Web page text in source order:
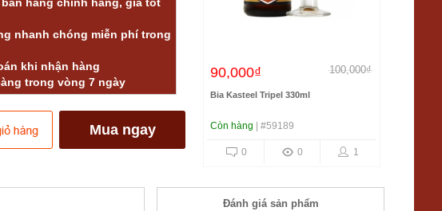
nhanh chóng miễn phí trong
khi nhận hàng
trong vòng 7 ngày
Mua ngay
90,000₫ 100,000₫
Bia Kasteel Tripel 330ml
Còn hàng | #59189
1
0
0
Đánh giá sản phẩm